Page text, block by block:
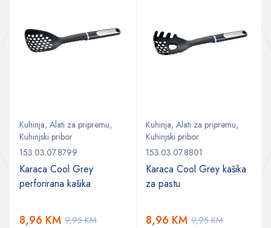
Kuhinja, Alati za pripremu,
Kuhinjski pribor
153.03.07.8799
Karaca Cool Grey
perforirana kašika
9,95KM
8,96 KM
Kuhinja, Alati za pripremu,
Kuhinjski pribor
153.03.07.8801
Karaca Cool Grey kašika
za pastu
9,95KM
8,96 KM